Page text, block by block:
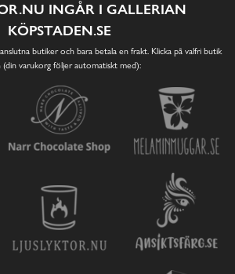
INGÅR I GALLERIAN
KÖPSTADEN.SE
butiker och bara betala en frakt. Klicka på valfri butik
(din varukorg följer automatiskt med):